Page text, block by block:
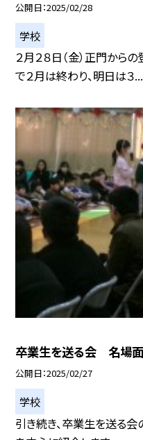
公開日 2025/02/28
学校
２月２８日（金）正門から
で２月は終わり、明日は３...
卒業生を送る会 名場
公開日 2025/02/27
学校
引き続き、卒業生を送る